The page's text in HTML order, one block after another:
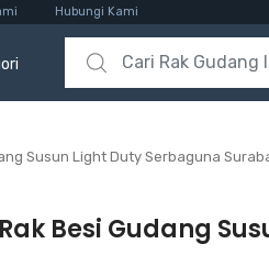
Hubungi Kami
Search for:
Susun Light Duty Serbaguna
Rak Besi Gudang